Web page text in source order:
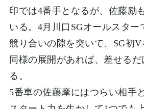
印では4番手となるが、佐藤励
いる。4月川口SGオールスター
競り合いの隙を突いて、SG初
同様の展開があれば、差せる
る。
5番車の佐藤摩にはつらい相手